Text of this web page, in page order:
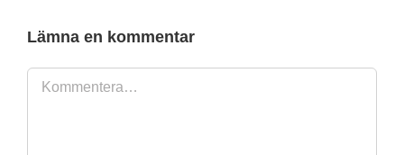
Lämna en kommentar
Kommentar